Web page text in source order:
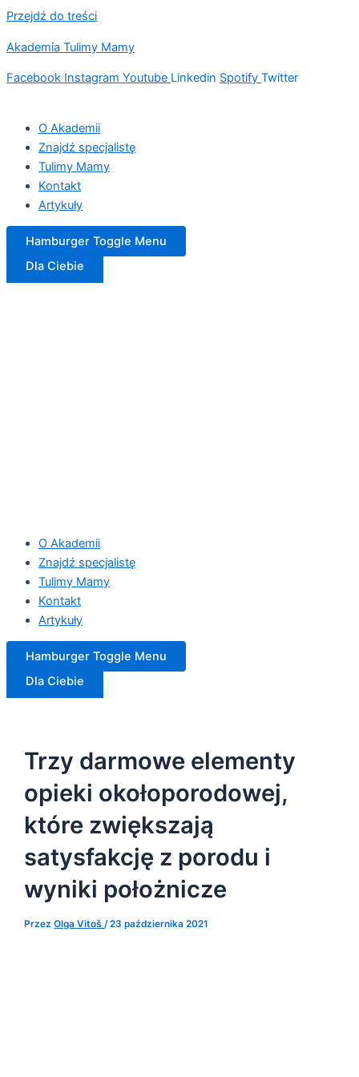
Przejdź do treści
Akademia Tulimy Mamy
Facebook Instagram Youtube Linkedin Spotify Twitter
O Akademii
Znajdź specjalistę
Tulimy Mamy
Kontakt
Artykuły
Hamburger Toggle Menu
Dla Ciebie
O Akademii
Znajdź specjalistę
Tulimy Mamy
Kontakt
Artykuły
Hamburger Toggle Menu
Dla Ciebie
Trzy darmowe elementy
opieki okołoporodowej,
które zwiększają
satysfakcję z porodu i
wyniki położnicze
PrzezOlga Vitoš/23 października 2021